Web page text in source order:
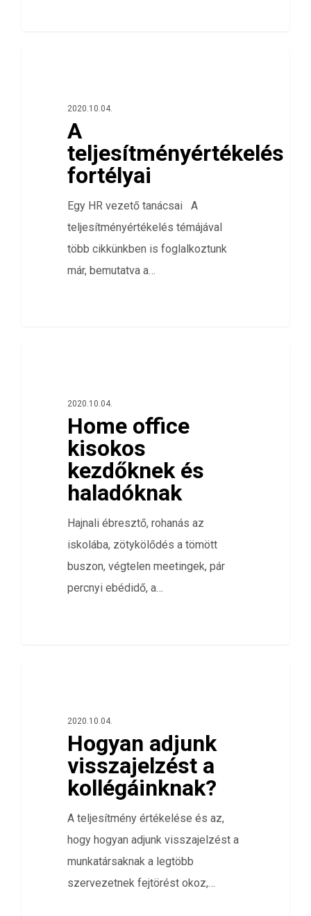
2020.10.04.
A
teljesítményértékelés
fortélyai
Egy HR vezető tanácsai A
teljesítményértékelés témájával
több cikkünkben is foglalkoztunk
már, bemutatva a…
2020.10.04.
Home office
kisokos
kezdőknek és
haladóknak
Hajnali ébresztő, rohanás az
iskolába, zötykölődés a tömött
buszon, végtelen meetingek, pár
percnyi ebédidő, a…
2020.10.04.
Hogyan adjunk
visszajelzést a
kollégáinknak?
A teljesítmény értékelése és az,
hogy hogyan adjunk visszajelzést a
munkatársaknak a legtöbb
szervezetnek fejtörést okoz,…